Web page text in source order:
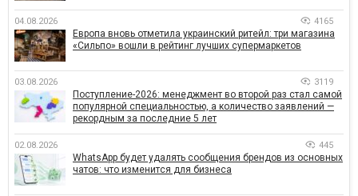
04.08.2026 4165
Европа вновь отметила украинский ритейл: три магазина
«Сильпо» вошли в рейтинг лучших супермаркетов
03.08.2026 3119
Поступление-2026: менеджмент во второй раз стал самой
популярной специальностью, а количество заявлений —
рекордным за последние 5 лет
02.08.2026 445
WhatsApp будет удалять сообщения брендов из основных
чатов: что изменится для бизнеса